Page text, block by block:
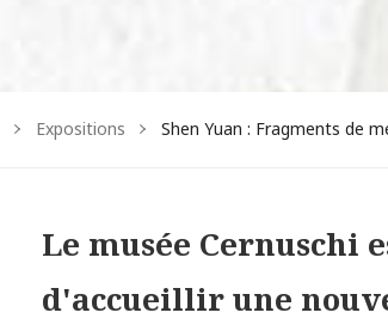
Expositions Shen Yuan : Fragments de
Le musée Cernuschi
d'accueillir une